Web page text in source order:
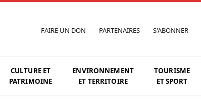
FAIRE UN DON PARTENAIRES S'ABONNER
CULTURE ET
PATRIMOINE
ENVIRONNEMENT
ET TERRITOIRE
TOURISME
ET SPORT